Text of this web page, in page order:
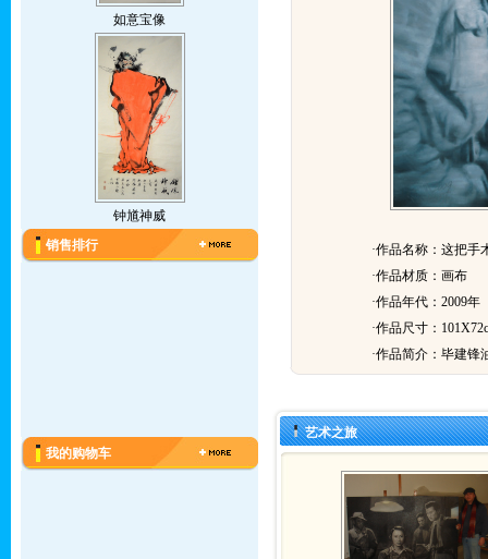
如意宝像
钟馗神威
销售排行
我的购物车
·作品名称：这把手
·作品材质：画布
·作品年代：2009年
·作品尺寸：
·作品简介： 毕建锋
艺术之旅